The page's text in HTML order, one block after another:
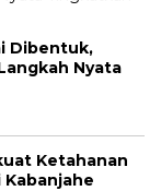
Dibentuk,
Nyata
Ketahanan